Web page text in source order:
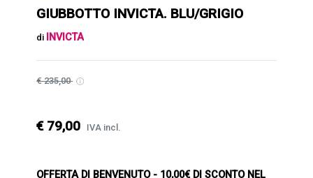
GIUBBOTTO INVICTA. BLU/GRIGIO
di INVICTA
€ 235,00
€ 79,00 IVA incl.
OFFERTA DI BENVENUTO- 10,00€ DI SCONTO NEL